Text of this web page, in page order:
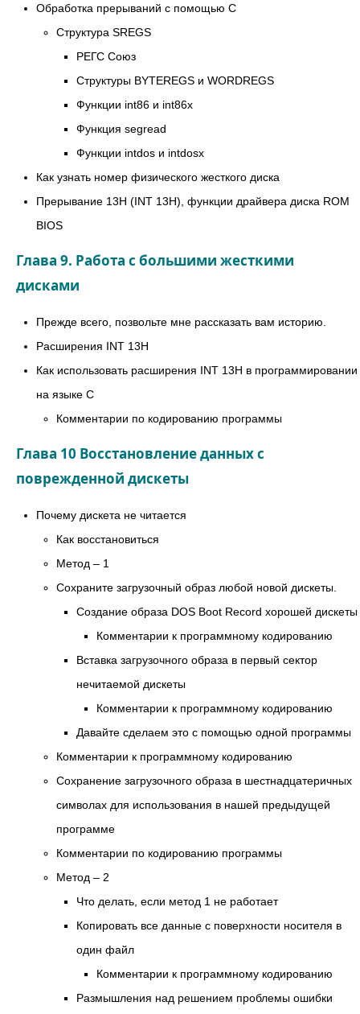
Обработка прерываний с помощью C
Структура SREGS
РЕГС Союз
Структуры BYTEREGS и WORDREGS
Функции int86 и int86x
Функция segread
Функции intdos и intdosx
Как узнать номер физического жесткого диска
Прерывание 13H (INT 13H), функции драйвера диска ROM
BIOS
Глава 9. Работа с большими жесткими
дисками
Прежде всего, позвольте мне рассказать вам историю.
Расширения INT 13H
Как использовать расширения INT 13H в программировании
на языке C
Комментарии по кодированию программы
Глава 10 Восстановление данных с
поврежденной дискеты
Почему дискета не читается
Как восстановиться
Метод – 1
Сохраните загрузочный образ любой новой дискеты.
Создание образа DOS Boot Record хорошей дискеты
Комментарии к программному кодированию
Вставка загрузочного образа в первый сектор
нечитаемой дискеты
Комментарии к программному кодированию
Давайте сделаем это с помощью одной программы
Комментарии к программному кодированию
Сохранение загрузочного образа в шестнадцатеричных
символах для использования в нашей предыдущей
программе
Комментарии по кодированию программы
Метод – 2
Что делать, если метод 1 не работает
Копировать все данные с поверхности носителя в
один файл
Комментарии к программному кодированию
Размышления над решением проблемы ошибки